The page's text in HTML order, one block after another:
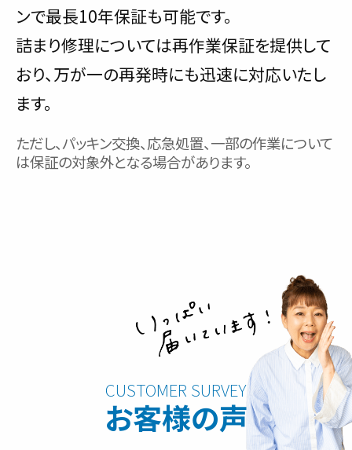
ンで最長10年保証も可能です。
詰まり修理については再作業保証を提供して
おり、万が一の再発時にも迅速に対応いたし
ます。
ただし、パッキン交換、応急処置、一部の作業について
は保証の対象外となる場合があります。
お客様の声